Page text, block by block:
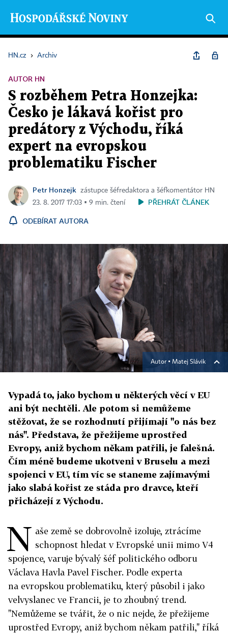
HN.cz › Archiv
AUTOR HN
S rozběhem Petra Honzejka:
Česko je lákavá kořist pro
predátory z Východu, říká
expert na evropskou
problematiku Fischer
Petr Honzejk
zástupce šéfredaktora a šéfkomentátor HN
23. 8. 2017 17:03 ▪ 9 min. čtení
PŘEHRÁT ČLÁNEK
ODEBÍRAT AUTORA
Autor ▪ Matej Slávik
Vypadá to, jako bychom u některých věcí v EU
ani být nechtěli. Ale potom si nemůžeme
stěžovat, že se rozhodnutí přijímají "o nás bez
nás". Představa, že přežijeme uprostřed
Evropy, aniž bychom někam patřili, je falešná.
Čím méně budeme ukotveni v Bruselu a mezi
spojenci v EU, tím víc se staneme zajímavými
jako slabá kořist ze stáda pro dravce, kteří
přicházejí z Východu.
N aše země se dobrovolně izoluje, ztrácíme
schopnost hledat v Evropské unii mimo V4
spojence, varuje bývalý šéf politického odboru
Václava Havla Pavel Fischer. Podle experta
na evropskou problematiku, který působil i jako
velvyslanec ve Francii, je to zhoubný trend.
"Nemůžeme se tvářit, že o nic nejde, že přežijeme
uprostřed Evropy, aniž bychom někam patřili," říká